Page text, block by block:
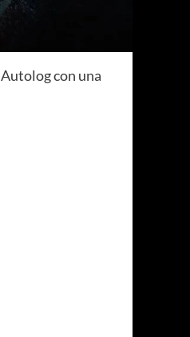
con una